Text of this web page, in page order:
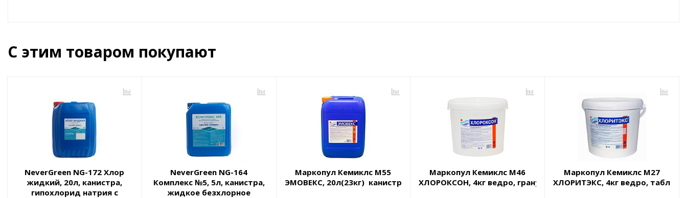
С этим товаром покупают
NeverGreen NG-172 Хлор
жидкий, 20л, канистра,
гипохлорид натрия с
NeverGreen NG-164
Комплекс №5, 5л, канистра,
жидкое безхлорное
Маркопул Кемиклс М55
ЭМОВЕКС, 20л(23кг) канистра, жидкий хлор для дезинфекции воды (водный раствор
Маркопул Кемиклс М46
ХЛОРОКСОН, 4кг ведро, гранулы для дезинфекции, окисления
Маркопул Кемиклс М27
ХЛОРИТЭКС, 4кг ведро,